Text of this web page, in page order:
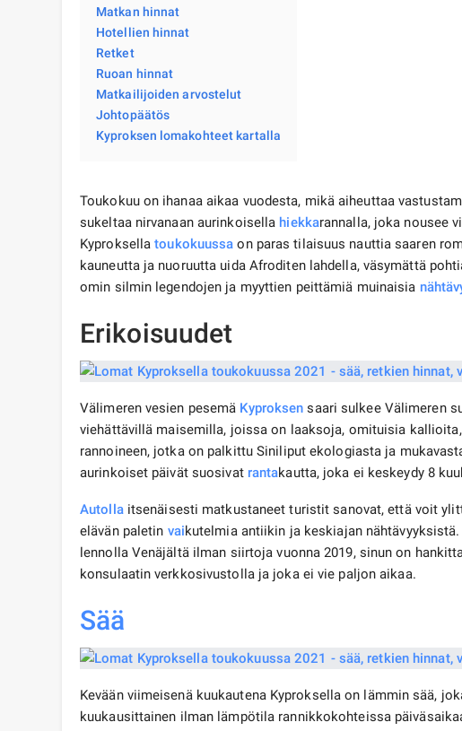
Matkan hinnat
Hotellien hinnat
Retket
Ruoan hinnat
Matkailijoiden arvostelut
Johtopäätös
Kyproksen lomakohteet kartalla
Toukokuu on ihanaa aikaa vuodesta, mikä aiheuttaa
sukeltaa nirvanaan aurinkoisella hiekkarannalla, joka nousee
Kyproksellatoukokuussa on paras tilaisuus nauttia saaren
kauneutta ja nuoruutta uida Afroditen lahdella, väsymättä
omin silmin legendojen ja myyttien peittämiä muinaisia ​​
Erikoisuudet
Välimeren vesien pesemä Kyproksen saari sulkee Välimeren
viehättävillä maisemilla, joissa on laaksoja, omituisia
rannoineen, jotka on palkittu Siniliput ekologiasta ja
aurinkoiset päivät suosivat rantakautta, joka ei keskeydy 8
Autollaitsenäisesti matkustaneet turistit sanovat, että voit
elävän paletin vaikutelmia antiikin ja keskiajan
lennolla Venäjältä ilman siirtoja vuonna 2019, sinun on
konsulaatin verkkosivustolla ja joka ei vie paljon aikaa.
Sää
Kevään viimeisenä kuukautena Kyproksella on lämmin sää,
kuukausittainen ilman lämpötila rannikkokohteissa